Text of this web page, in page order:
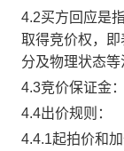
4.2买方回应是
取得竞价权，
分及物理状态等
4.3竞价保证金
4.4出价规则：
4.4.1起拍价和